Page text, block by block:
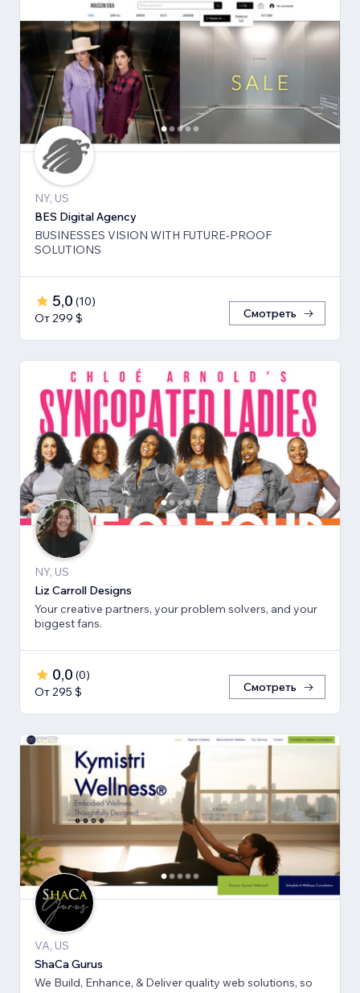
NY, US
BES Digital Agency
BUSINESSES VISION WITH FUTURE-PROOF
SOLUTIONS
5,0 (10)
От 299 $
Смотреть
NY, US
Liz Carroll Designs
Your creative partners, your problem solvers, and your
biggest fans.
0,0 (0)
От 295 $
Смотреть
VA, US
ShaCa Gurus
We Build, Enhance, & Deliver quality web solutions, so